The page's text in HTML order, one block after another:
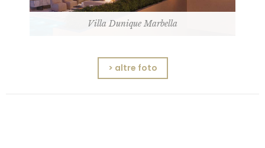
Villa Dunique Marbella
> altre foto